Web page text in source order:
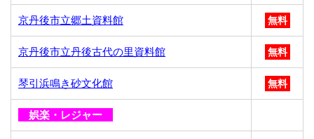
京丹後市立郷土資料館 無料
京丹後市立丹後古代の里資料館 無料
琴引浜鳴き砂文化館 無料
娯楽・レジャー